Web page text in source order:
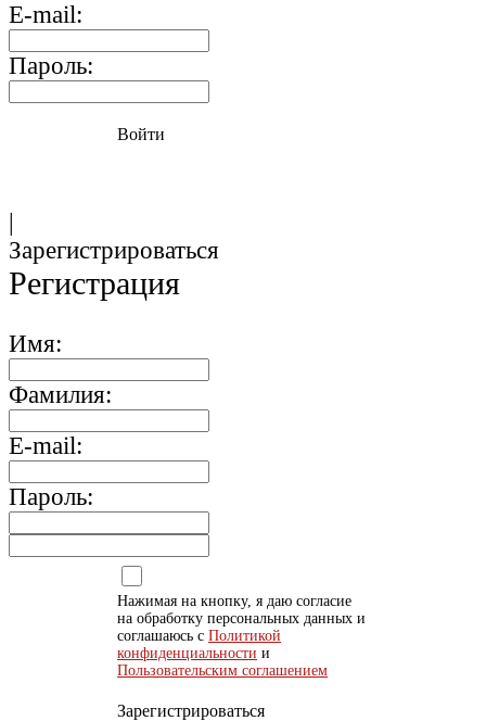
E-mail:
Пароль:
Войти
|
Зарегистрироваться
Регистрация
Имя:
Фамилия:
E-mail:
Пароль:
Нажимая на кнопку, я даю согласие
на обработку персональных данных и
соглашаюсь с Политикой
конфиденциальности и
Пользовательским соглашением
Зарегистрироваться